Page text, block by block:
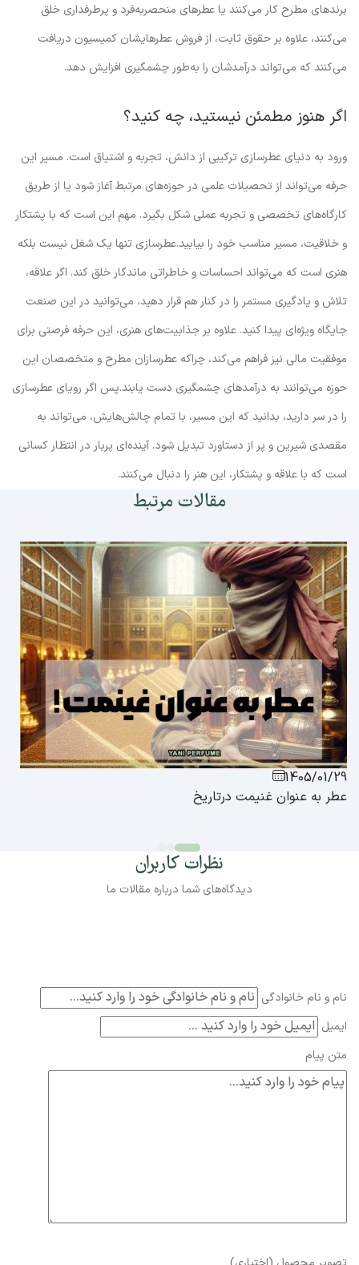
برندهای مطرح کار می‌کنند یا عطرهای منحصربه‌فرد و پرطرفداری خلق
می‌کنند، علاوه بر حقوق ثابت، از فروش عطرهایشان کمیسیون دریافت
می‌کنند که می‌تواند درآمدشان را به‌طور چشمگیری افزایش دهد.
اگر هنوز مطمئن نیستید، چه کنید؟
ورود به دنیای عطرسازی ترکیبی از دانش، تجربه و اشتیاق است. مسیر این
حرفه می‌تواند از تحصیلات علمی در حوزه‌های مرتبط آغاز شود یا از طریق
کارگاه‌های تخصصی و تجربه عملی شکل بگیرد. مهم این است که با پشتکار
و خلاقیت، مسیر مناسب خود را بیابید.عطرسازی تنها یک شغل نیست بلکه
هنری است که می‌تواند احساسات و خاطراتی ماندگار خلق کند. اگر علاقه،
تلاش و یادگیری مستمر را در کنار هم قرار دهید، می‌توانید در این صنعت
جایگاه ویژه‌ای پیدا کنید. علاوه بر جذابیت‌های هنری، این حرفه فرصتی برای
موفقیت مالی نیز فراهم می‌کند، چراکه عطرسازان مطرح و متخصصان این
حوزه می‌توانند به درآمدهای چشمگیری دست یابند.پس اگر رویای عطرسازی
را در سر دارید، بدانید که این مسیر، با تمام چالش‌هایش، می‌تواند به
مقصدی شیرین و پر از دستاورد تبدیل شود. آینده‌ای پربار در انتظار کسانی
است که با علاقه و پشتکار، این هنر را دنبال می‌کنند.
مقالات مرتبط
1405/01/29
عطر به عنوان غنیمت درتاریخ
نظرات کاربران
دیدگاه‌های شما درباره مقالات ما
نام و نام خانوادگی
ایمیل
متن پیام